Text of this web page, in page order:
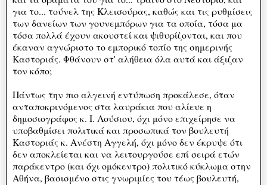
για το... τούνελ της Κλεισούρας, καθώς και τις ρυθμίσεις
των δανείων των γουνεμπόρων για τα οποία, τόσα μα
τόσα πολλά έχουν ακουστεί και ψιθυρίζονται, και που
έκαναν αγνώριστο το εμπορικό τοπίο της σημερινής
Καστοριάς. Φθάνουν στ' αλήθεια όλα αυτά και άξιζαν
τον κόπο;
Πάντως την πιο αλγεινή εντύπωση προκάλεσε, όταν
ανταποκρινόμενος στα λαυράκια που αλίευε η
δημοσιογράφος κ. Ι. Λούσιου, όχι μόνο επιχείρησε να
υποβαθμίσει πολιτικά και προσωπικά τον βουλευτή
Καστοριάς κ. Ανέστη Αγγελή, όχι μόνο δεν έκρυψε ότι
δεν αποκλείεται και να λειτουργούσε επί σειρά ετών
παράκεντρο (και όχι ομόκεντρο) πολιτικό κύκλωμα στην
Αθήνα, βασισμένο στις γνωριμίες του τέως βουλευτή,